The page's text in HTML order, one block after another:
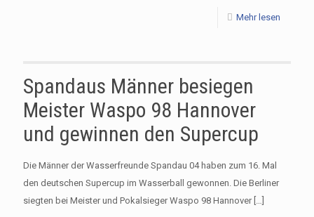
Mehr lesen
Spandaus Männer besiegen
Meister Waspo 98 Hannover
und gewinnen den Supercup
Die Männer der Wasserfreunde Spandau 04 haben zum 16. Mal
den deutschen Supercup im Wasserball gewonnen. Die Berliner
siegten bei Meister und Pokalsieger Waspo 98 Hannover[…]